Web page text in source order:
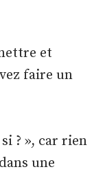
et
faire un
? », car rien
une